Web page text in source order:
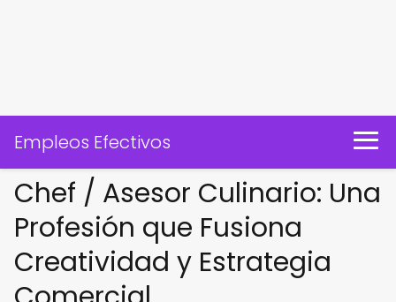
Empleos Efectivos
Chef / Asesor Culinario: Una
Profesión que Fusiona
Creatividad y Estrategia